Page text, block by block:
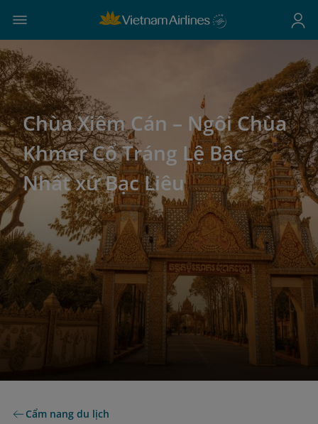
Chùa Xiêm Cán – Ngôi Chùa
Khmer Cổ Tráng Lệ Bậc
Nhất xứ Bạc Liêu
Cẩm nang du lịch